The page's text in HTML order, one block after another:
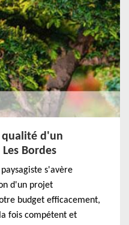
qualité d'un
Bordes
s'avère
d'un projet
budget efficacement,
fois compétent et